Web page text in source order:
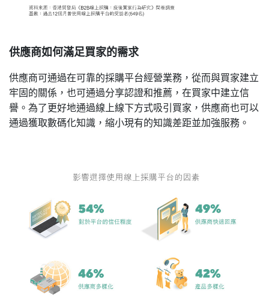
供應商如何滿足買家的需求
供應商可通過在可靠的採購平台經營業務，從而與買家建立
牢固的關係，也可通過分享認證和推薦，在買家中建立信
譽。為了更好地通過線上線下方式吸引買家，供應商也可以
通過獲取數碼化知識，縮小現有的知識差距並加強服務。